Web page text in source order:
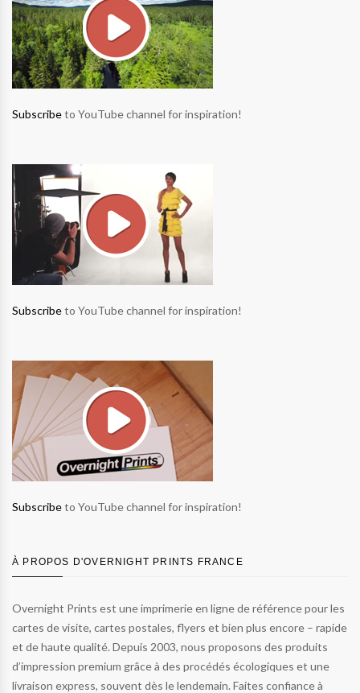
Subscribeto YouTube channel for inspiration!
Subscribeto YouTube channel for inspiration!
Subscribeto YouTube channel for inspiration!
À PROPOS D'OVERNIGHT PRINTS FRANCE
Overnight Prints est une imprimerie en ligne de référence pour les
cartes de visite, cartes postales, flyers et bien plus encore – rapide
et de haute qualité. Depuis 2003, nous proposons des produits
d’impression premium grâce à des procédés écologiques et une
livraison express, souvent dès le lendemain. Faites confiance à